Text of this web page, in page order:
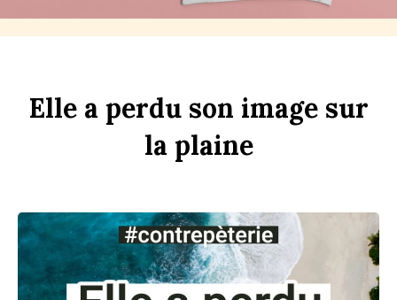
Elle a perdu son image sur
la plaine